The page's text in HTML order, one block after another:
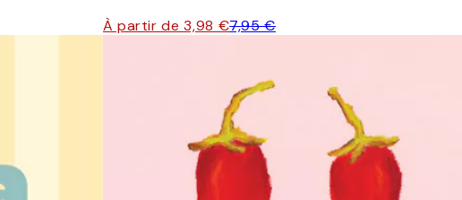
À partir de 3,98 €7,95 €